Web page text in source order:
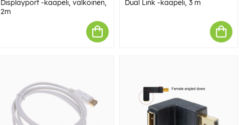
Displayport -kaapeli, valkoinen,
2m
Dual Link -kaapeli, 3 m